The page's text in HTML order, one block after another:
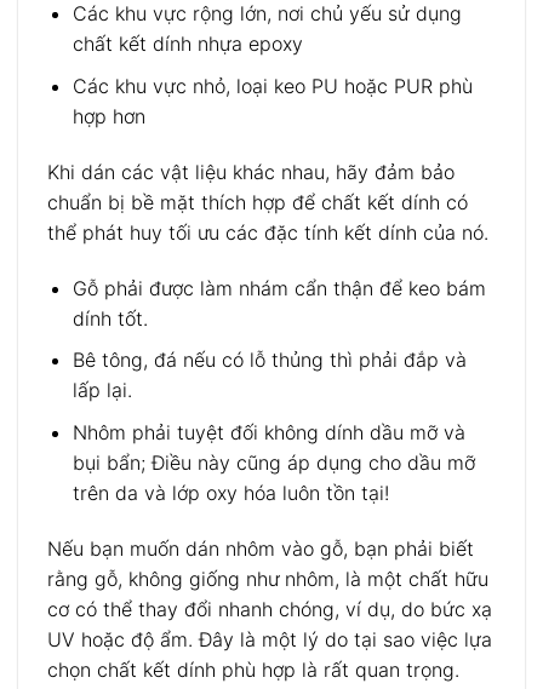
Các khu vực rộng lớn, nơi chủ yếu sử dụng
chất kết dính nhựa epoxy
Các khu vực nhỏ, loại keo PU hoặc PUR phù
hợp hơn
Khi dán các vật liệu khác nhau, hãy đảm bảo
chuẩn bị bề mặt thích hợp để chất kết dính có
thể phát huy tối ưu các đặc tính kết dính của nó.
Gỗ phải được làm nhám cẩn thận để keo bám
dính tốt.
Bê tông, đá nếu có lỗ thủng thì phải đắp và
lấp lại.
Nhôm phải tuyệt đối không dính dầu mỡ và
bụi bẩn; Điều này cũng áp dụng cho dầu mỡ
trên da và lớp oxy hóa luôn tồn tại!
Nếu bạn muốn dán nhôm vào gỗ, bạn phải biết
rằng gỗ, không giống như nhôm, là một chất hữu
cơ có thể thay đổi nhanh chóng, ví dụ, do bức xạ
UV hoặc độ ẩm. Đây là một lý do tại sao việc lựa
chọn chất kết dính phù hợp là rất quan trọng.